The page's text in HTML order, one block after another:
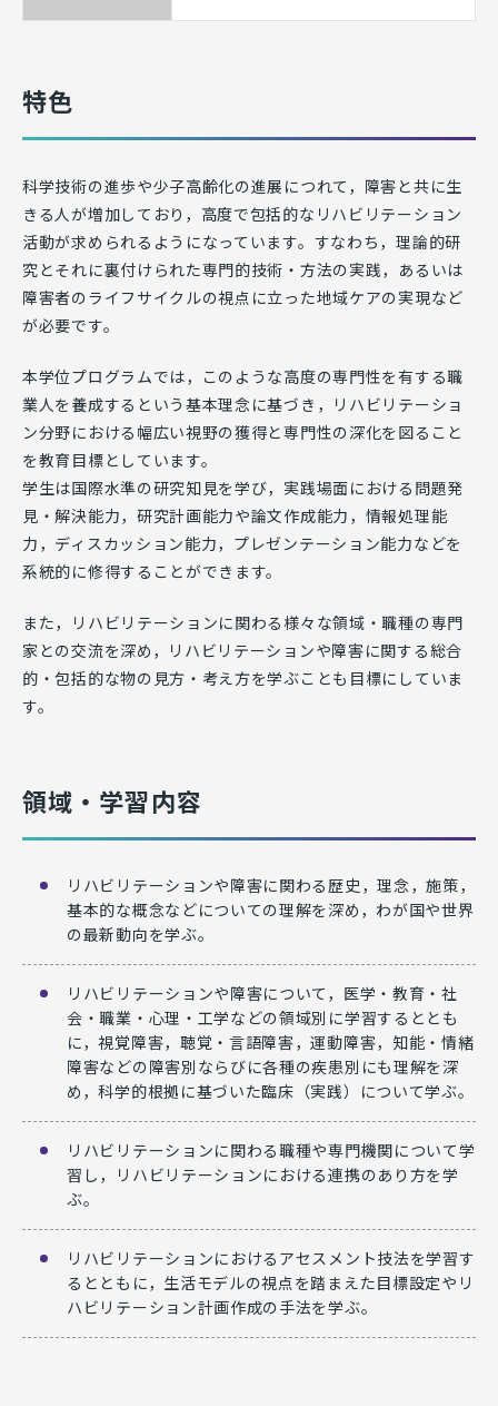
特色
科学技術の進歩や少子高齢化の進展につれて，障害と共に生
きる人が増加しており，高度で包括的なリハビリテーション
活動が求められるようになっています。すなわち，理論的研
究とそれに裏付けられた専門的技術・方法の実践，あるいは
障害者のライフサイクルの視点に立った地域ケアの実現など
が必要です。
本学位プログラムでは，このような高度の専門性を有する職
業人を養成するという基本理念に基づき，リハビリテーショ
ン分野における幅広い視野の獲得と専門性の深化を図ること
を教育目標としています。
学生は国際水準の研究知見を学び，実践場面における問題発
見・解決能力，研究計画能力や論文作成能力，情報処理能
力，ディスカッション能力，プレゼンテーション能力などを
系統的に修得することができます。
また，リハビリテーションに関わる様々な領域・職種の専門
家との交流を深め，リハビリテーションや障害に関する総合
的・包括的な物の見方・考え方を学ぶことも目標にしていま
す。
領域・学習内容
リハビリテーションや障害に関わる歴史，理念，施策，
基本的な概念などについての理解を深め，わが国や世界
の最新動向を学ぶ。
リハビリテーションや障害について，医学・教育・社
会・職業・心理・工学などの領域別に学習するととも
に，視覚障害，聴覚・言語障害，運動障害，知能・情緒
障害などの障害別ならびに各種の疾患別にも理解を深
め，科学的根拠に基づいた臨床（実践）について学ぶ。
リハビリテーションに関わる職種や専門機関について学
習し，リハビリテーションにおける連携のあり方を学
ぶ。
リハビリテーションにおけるアセスメント技法を学習す
るとともに，生活モデルの視点を踏まえた目標設定やリ
ハビリテーション計画作成の手法を学ぶ。